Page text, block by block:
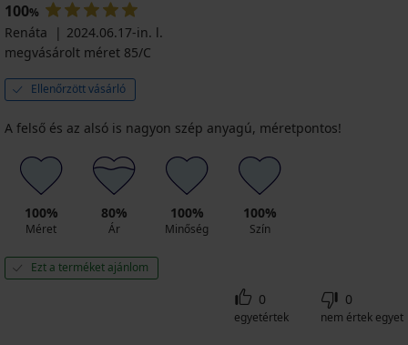
100%
Renáta
2024.06.17-in. l.
megvásárolt méret 85/C
Ellenőrzött vásárló
A felső és az alsó is nagyon szép anyagú, méretpontos!
100%
Méret
80%
Ár
100%
Minőség
100%
Szín
Ezt a terméket ajánlom
0
egyetértek
0
nem értek egyet